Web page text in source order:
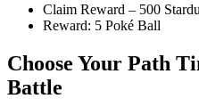
Claim Reward – 500
Reward: 5 Poké Ball
Choose Your Path
Battle